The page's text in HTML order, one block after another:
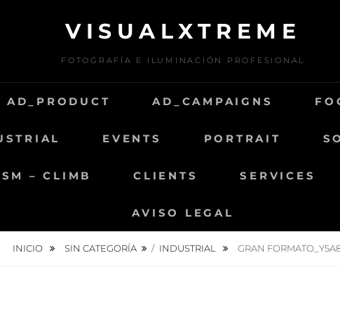
VISUALXTREME
FOTOGRAFÍA E ILUMINACIÓN PROFESIONAL
AD_PRODUCT AD_CAMPAIGNS
EVENTS PORTRAIT
– CLIMB CLIENTS SERVICES
AVISO LEGAL
INICIO SIN CATEGORÍA / INDUSTRIAL GRAN